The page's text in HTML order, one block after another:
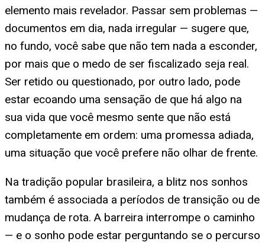
elemento mais revelador. Passar sem problemas —
documentos em dia, nada irregular — sugere que,
no fundo, você sabe que não tem nada a esconder,
por mais que o medo de ser fiscalizado seja real.
Ser retido ou questionado, por outro lado, pode
estar ecoando uma sensação de que há algo na
sua vida que você mesmo sente que não está
completamente em ordem: uma promessa adiada,
uma situação que você prefere não olhar de frente.
Na tradição popular brasileira, a blitz nos sonhos
também é associada a períodos de transição ou de
mudança de rota. A barreira interrompe o caminho
— e o sonho pode estar perguntando se o percurso